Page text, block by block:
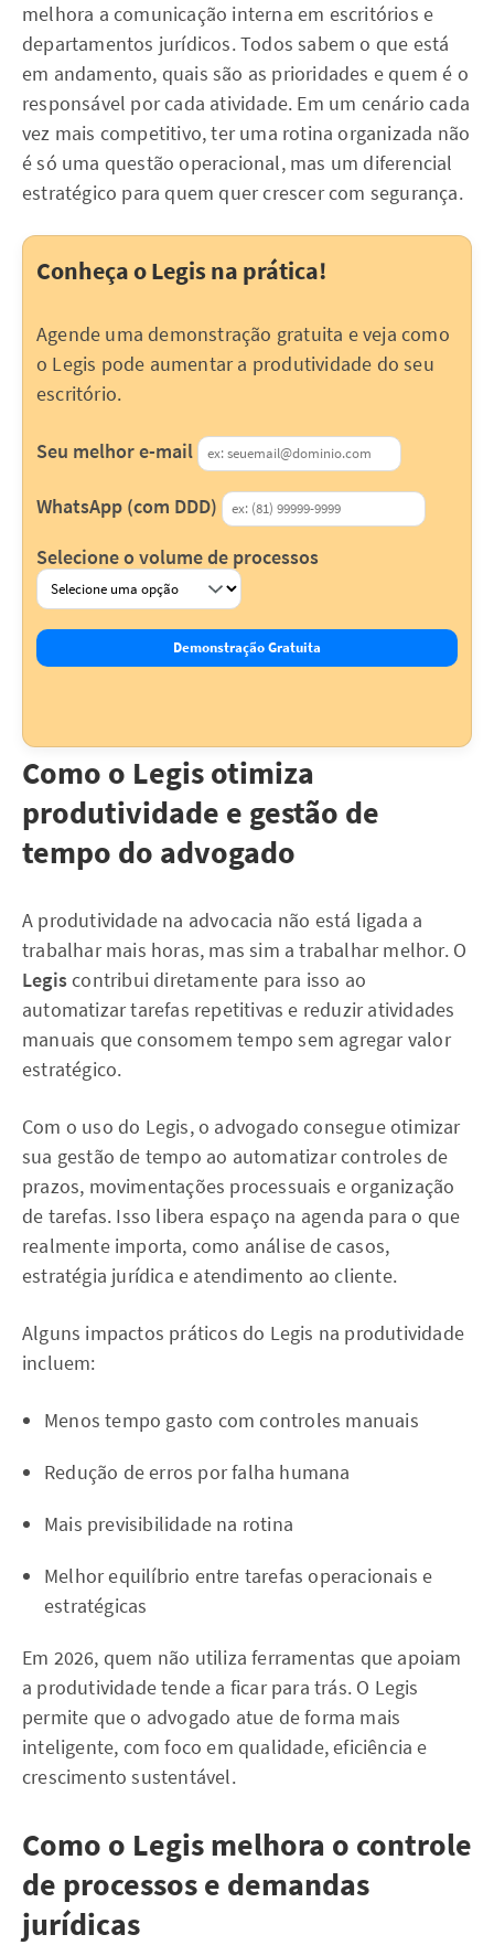
melhora a comunicação interna em escritórios e
departamentos jurídicos. Todos sabem o que está
em andamento, quais são as prioridades e quem é o
responsável por cada atividade. Em um cenário cada
vez mais competitivo, ter uma rotina organizada não
é só uma questão operacional, mas um diferencial
estratégico para quem quer crescer com segurança.
Conheça o Legis na prática!
Agende uma demonstração gratuita e veja como
o Legis pode aumentar a produtividade do seu
escritório.
Seu melhor e-mail
WhatsApp (com DDD)
Selecione o volume de processos
Demonstração Gratuita
Como o Legis otimiza
produtividade e gestão de
tempo do advogado
A produtividade na advocacia não está ligada a
trabalhar mais horas, mas sim a trabalhar melhor. O
Legiscontribui diretamente para isso ao
automatizar tarefas repetitivas e reduzir atividades
manuais que consomem tempo sem agregar valor
estratégico.
Com o uso do Legis, o advogado consegue otimizar
sua gestão de tempo ao automatizar controles de
prazos, movimentações processuais e organização
de tarefas. Isso libera espaço na agenda para o que
realmente importa, como análise de casos,
estratégia jurídica e atendimento ao cliente.
Alguns impactos práticos do Legis na produtividade
incluem:
Menos tempo gasto com controles manuais
Redução de erros por falha humana
Mais previsibilidade na rotina
Melhor equilíbrio entre tarefas operacionais e
estratégicas
Em 2026, quem não utiliza ferramentas que apoiam
a produtividade tende a ficar para trás. O Legis
permite que o advogado atue de forma mais
inteligente, com foco em qualidade, eficiência e
crescimento sustentável.
Como o Legis melhora o controle
de processos e demandas
jurídicas